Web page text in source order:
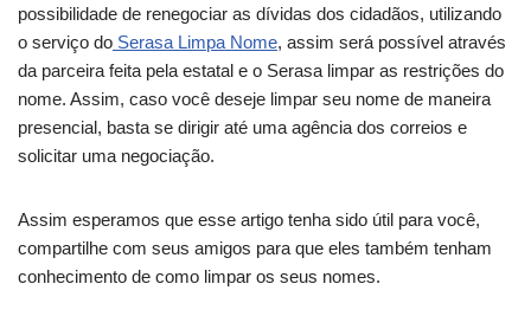
possibilidade de renegociar as dívidas dos cidadãos, utilizando
o serviço do Serasa Limpa Nome, assim será possível através
da parceira feita pela estatal e o Serasa limpar as restrições do
nome. Assim, caso você deseje limpar seu nome de maneira
presencial, basta se dirigir até uma agência dos correios e
solicitar uma negociação.
Assim esperamos que esse artigo tenha sido útil para você,
compartilhe com seus amigos para que eles também tenham
conhecimento de como limpar os seus nomes.